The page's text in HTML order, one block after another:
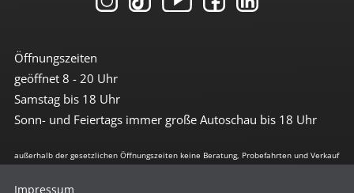
Öffnungszeiten
geöffnet 8 - 20 Uhr
Samstag bis 18 Uhr
Sonn- und Feiertags immer große Autoschau bis 18 Uhr
außerhalb der gesetzlichen Öffnungszeiten keine Beratung, Probefahrten und Verkauf
Impressum